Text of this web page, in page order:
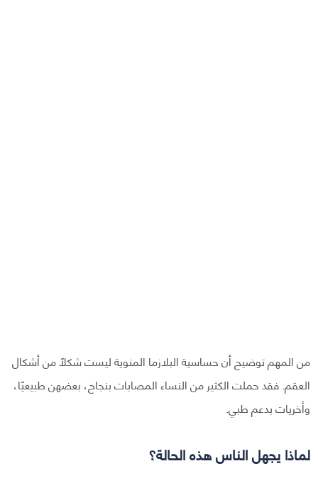
من المهم توضيح أن حساسية البلازما المنوية ليست شكلًا من أشكال
العقم. فقد حملت الكثير من النساء المصابات بنجاح، بعضهن طبيعيًا،
وأخريات بدعم طبي.
لماذا يجهل الناس هذه الحالة؟